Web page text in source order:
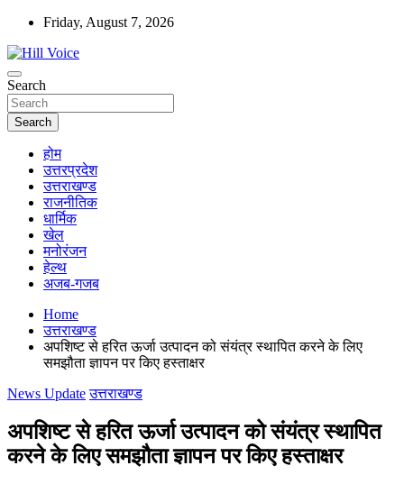
Skip
content
Friday, August 7, 2026
Hill Voice
न्यूज़ पोर्टल
Search
Search
होम
उत्तरप्रदेश
उत्तराखण्ड
राजनीतिक
धार्मिक
खेल
मनोरंजन
हेल्थ
अजब-गजब
Home
उत्तराखण्ड
अपशिष्ट से हरित ऊर्जा उत्‍पादन को संयंत्र स्थापित करने के लिए
समझौता ज्ञापन पर किए हस्ताक्षर
News Update उत्तराखण्ड
अपशिष्ट से हरित ऊर्जा उत्‍पादन को संयंत्र स्थापित
करने के लिए समझौता ज्ञापन पर किए हस्ताक्षर